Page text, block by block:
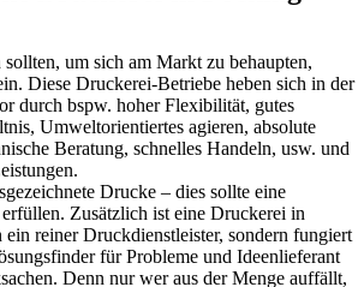
um sich am Markt zu behaupten,
Diese Druckerei-Betriebe heben sich in der
durch bspw. hoher Flexibilität, gutes
Umweltorientiertes agieren, absolute
Beratung, schnelles Handeln, usw. und
Drucke – dies sollte eine
Zusätzlich ist eine Druckerei in
reiner Druckdienstleister, sondern fungiert
für Probleme und Ideenlieferant
Denn nur wer aus der Menge auffällt,